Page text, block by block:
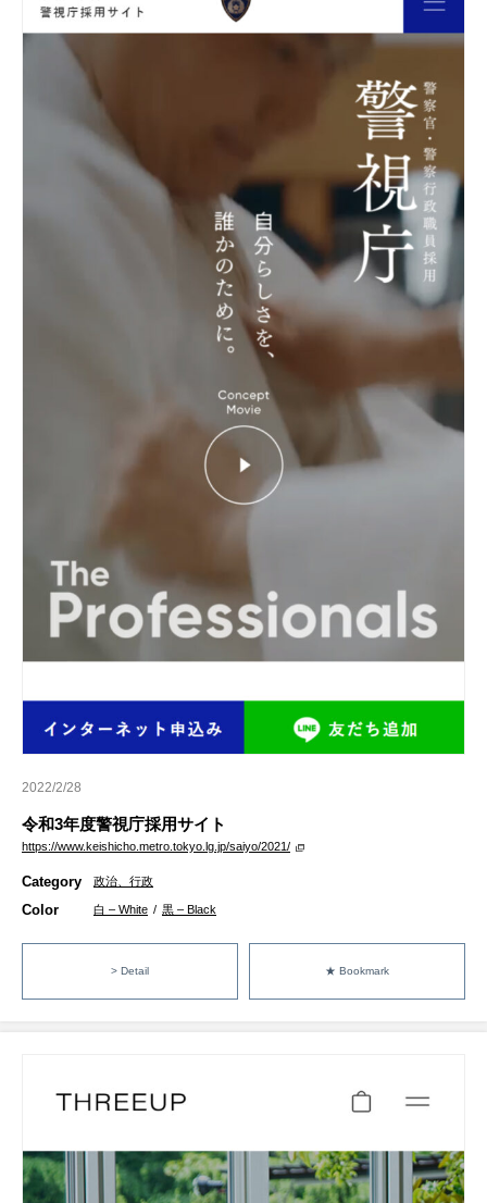
2022/2/28
令和3年度警視庁採用サイト
https://www.keishicho.metro.tokyo.lg.jp/saiyo/2021/
Category 政治、行政
Color 白 – White / 黒 – Black
> Detail ★ Bookmark